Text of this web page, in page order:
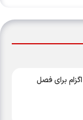
برای فصل